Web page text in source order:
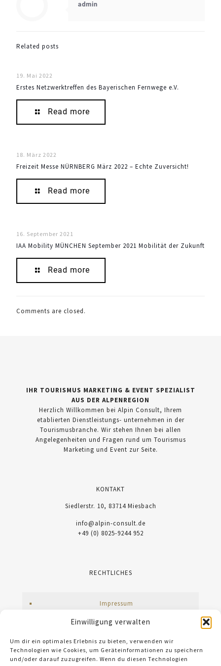
Einwilligung verwalten
Um dir ein optimales Erlebnis zu bieten, verwenden wir
Technologien wie Cookies, um Geräteinformationen zu speichern
und/oder darauf zuzugreifen. Wenn du diesen Technologien
admin
Related posts
19. Mai 2022
Erstes Netzwerktreffen des Bayerischen Fernwege e.V.
Read more
18. März 2022
Freizeit Messe NÜRNBERG März 2022 – Echte Zuversicht!
Read more
16. September 2021
IAA Mobility MÜNCHEN September 2021 Mobilität der Zukunft
Read more
Comments are closed.
IHR TOURISMUS MARKETING & EVENT SPEZIALIST
AUS DER ALPENREGION
Herzlich Willkommen bei Alpin Consult, Ihrem
etablierten Dienstleistungs- unternehmen in der
Tourismusbranche. Wir stehen Ihnen bei allen
Angelegenheiten und Fragen rund um Tourismus
Marketing und Event zur Seite.
KONTAKT
Siedlerstr. 10, 83714 Miesbach
info@alpin-consult.de
+49 (0) 8025-9244 952
RECHTLICHES
Impressum
Datenschutz
AGB
Cookie-Richtlinie (EU)